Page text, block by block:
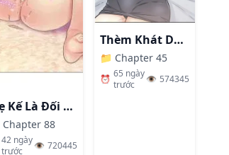
Mẹ Kế Là Đối Tượng Làm Tình Của Tôi
Chapter 88
42 ngày
trước
👁️ 720445
Thèm Khát Dục Vọng
📁 Chapter 45
⏰ 65 ngày
trước
👁️ 574345